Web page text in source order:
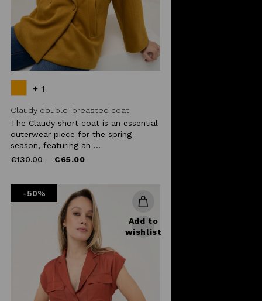
+ 1
Claudy double-breasted coat
The Claudy short coat is an essential
outerwear piece for the spring
season, featuring an ...
Price
€130.00to €65.00
-50%
Add to
wishlist